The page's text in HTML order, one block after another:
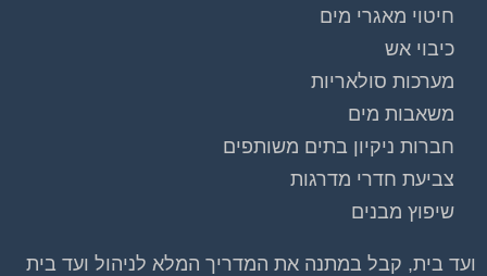
חיטוי מאגרי מים
כיבוי אש
מערכות סולאריות
משאבות מים
חברות ניקיון בתים משותפים
צביעת חדרי מדרגות
שיפוץ מבנים
ועד בית, קבל במתנה את המדריך המלא לניהול ועד בית